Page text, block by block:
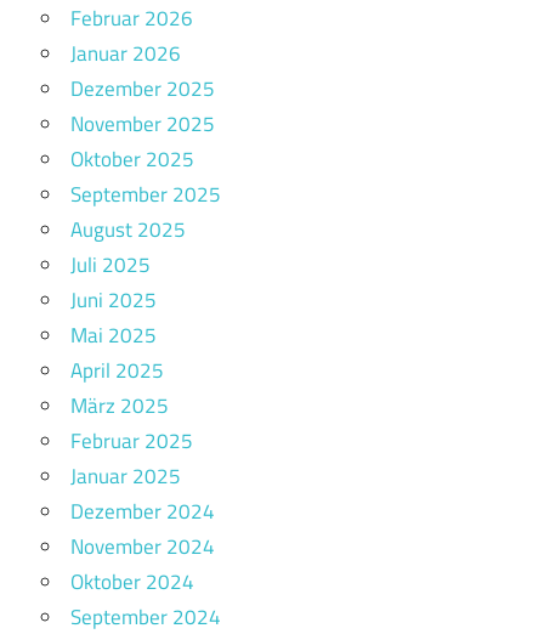
Februar 2026
Januar 2026
Dezember 2025
November 2025
Oktober 2025
September 2025
August 2025
Juli 2025
Juni 2025
Mai 2025
April 2025
März 2025
Februar 2025
Januar 2025
Dezember 2024
November 2024
Oktober 2024
September 2024